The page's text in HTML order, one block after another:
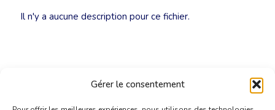
Gérer le consentement
Il n'y a aucune description pour ce fichier.